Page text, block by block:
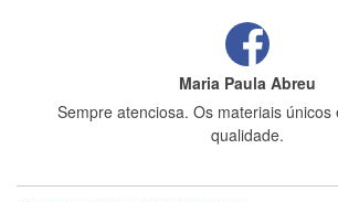
Maria Paula Abreu
Sempre atenciosa. Os materiais únicos
qualidade.